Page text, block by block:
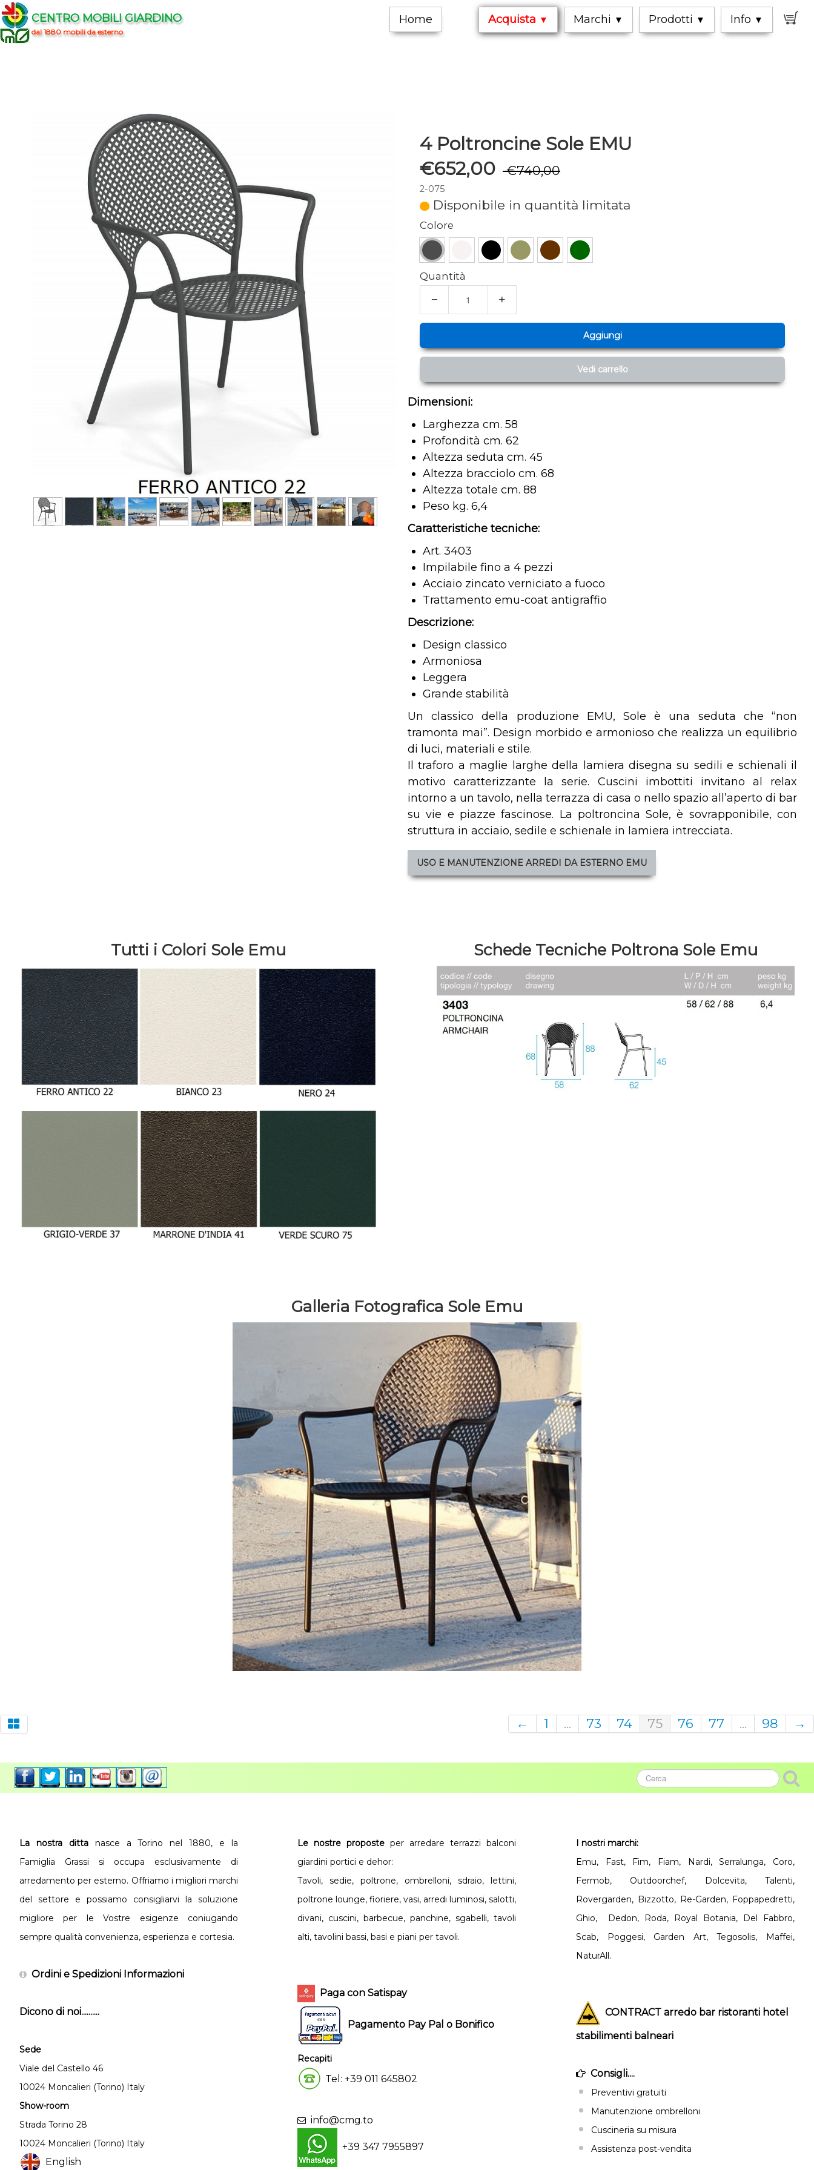
CENTRO MOBILI GIARDINO
dal 1880 mobili da esterno
Home Acquista ▼ Marchi ▼ Prodotti ▼ Info ▼
4 Poltroncine Sole EMU
€652,00 €740,00
2-075
Disponibile in quantità limitata
Colore
Quantità
− +
Aggiungi
Vedi carrello
Dimensioni:
Larghezza cm. 58
Profondità cm. 62
Altezza seduta cm. 45
Altezza bracciolo cm. 68
Altezza totale cm. 88
Peso kg. 6,4
Caratteristiche tecniche:
Art. 3403
Impilabile fino a 4 pezzi
Acciaio zincato verniciato a fuoco
Trattamento emu-coat antigraffio
Descrizione:
Design classico
Armoniosa
Leggera
Grande stabilità
Un classico della produzione EMU, Sole è una seduta che “non
tramonta mai”. Design morbido e armonioso che realizza un equilibrio
di luci, materiali e stile.
Il traforo a maglie larghe della lamiera disegna su sedili e schienali il
motivo caratterizzante la serie. Cuscini imbottiti invitano al relax
intorno a un tavolo, nella terrazza di casa o nello spazio all’aperto di bar
su vie e piazze fascinose. La poltroncina Sole, è sovrapponibile, con
struttura in acciaio, sedile e schienale in lamiera intrecciata.
USO E MANUTENZIONE ARREDI DA ESTERNO EMU
Tutti i Colori Sole Emu Schede Tecniche Poltrona Sole Emu
Galleria Fotografica Sole Emu
← 1 ... 73 74 75 76 77 ... 98 →
La nostra dittanasce a Torino nel 1880, e la
Famiglia Grassi si occupa esclusivamente di
arredamento per esterno. Offriamo i migliori marchi
del settore e possiamo consigliarvi la soluzione
migliore per le Vostre esigenze coniugando
sempre qualità convenienza, esperienza e cortesia.
Ordini e Spedizioni Informazioni
Dicono di noi..........
Sede
Viale del Castello 46
10024 Moncalieri (Torino) Italy
Show-room
Strada Torino 28
10024 Moncalieri (Torino) Italy
English
Le nostre proposte per arredare terrazzi balconi
giardini portici e dehor:
Tavoli, sedie, poltrone, ombrelloni, sdraio, lettini,
poltrone lounge, fioriere, vasi, arredi luminosi, salotti,
divani, cuscini, barbecue, panchine, sgabelli, tavoli
alti, tavolini bassi, basi e piani per tavoli.
Paga con Satispay
Pagamento Pay Pal o Bonifico
Recapiti
Tel: +39 011 645802
info@cmg.to
+39 347 7955897
I nostri marchi:
Emu, Fast, Fim, Fiam, Nardi, Serralunga, Coro,
Fermob, Outdoorchef, Dolcevita, Talenti,
Rovergarden, Bizzotto, Re-Garden, Foppapedretti,
Ghio, Dedon, Roda, Royal Botania, Del Fabbro,
Scab, Poggesi, Garden Art, Tegosolis, Maffei,
NaturAll.
CONTRACT arredo bar ristoranti hotel
stabilimenti balneari
Consigli....
Preventivi gratuiti
Manutenzione ombrelloni
Cuscineria su misura
Assistenza post-vendita